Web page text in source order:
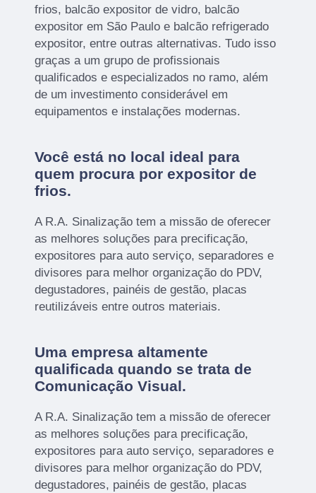
frios, balcão expositor de vidro, balcão
expositor em São Paulo e balcão refrigerado
expositor, entre outras alternativas. Tudo isso
graças a um grupo de profissionais
qualificados e especializados no ramo, além
de um investimento considerável em
equipamentos e instalações modernas.
Você está no local ideal para
quem procura porexpositor de
frios.
A R.A. Sinalização tem a missão de oferecer
as melhores soluções para precificação,
expositores para auto serviço, separadores e
divisores para melhor organização do PDV,
degustadores, painéis de gestão, placas
reutilizáveis entre outros materiais.
Uma empresa altamente
qualificada quando se trata de
Comunicação Visual.
A R.A. Sinalização tem a missão de oferecer
as melhores soluções para precificação,
expositores para auto serviço, separadores e
divisores para melhor organização do PDV,
degustadores, painéis de gestão, placas